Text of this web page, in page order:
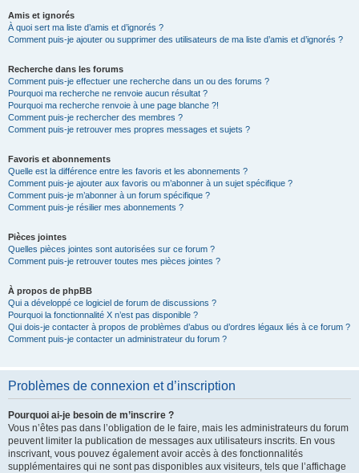
Amis et ignorés
À quoi sert ma liste d’amis et d’ignorés ?
Comment puis-je ajouter ou supprimer des utilisateurs de ma liste d’amis et d’ignorés ?
Recherche dans les forums
Comment puis-je effectuer une recherche dans un ou des forums ?
Pourquoi ma recherche ne renvoie aucun résultat ?
Pourquoi ma recherche renvoie à une page blanche ?!
Comment puis-je rechercher des membres ?
Comment puis-je retrouver mes propres messages et sujets ?
Favoris et abonnements
Quelle est la différence entre les favoris et les abonnements ?
Comment puis-je ajouter aux favoris ou m’abonner à un sujet spécifique ?
Comment puis-je m’abonner à un forum spécifique ?
Comment puis-je résilier mes abonnements ?
Pièces jointes
Quelles pièces jointes sont autorisées sur ce forum ?
Comment puis-je retrouver toutes mes pièces jointes ?
À propos de phpBB
Qui a développé ce logiciel de forum de discussions ?
Pourquoi la fonctionnalité X n’est pas disponible ?
Qui dois-je contacter à propos de problèmes d’abus ou d’ordres légaux liés à ce forum ?
Comment puis-je contacter un administrateur du forum ?
Problèmes de connexion et d’inscription
Pourquoi ai-je besoin de m’inscrire ?
Vous n’êtes pas dans l’obligation de le faire, mais les administrateurs du forum
peuvent limiter la publication de messages aux utilisateurs inscrits. En vous
inscrivant, vous pouvez également avoir accès à des fonctionnalités
supplémentaires qui ne sont pas disponibles aux visiteurs, tels que l’affichage